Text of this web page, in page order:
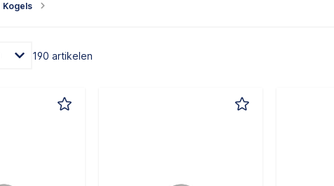
Kogels
190 artikelen